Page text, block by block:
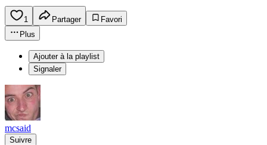
1 Partager
Favori
Plus
Ajouter à la playlist
Signaler
mcsaid
Suivre